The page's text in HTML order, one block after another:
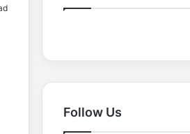
Follow Us